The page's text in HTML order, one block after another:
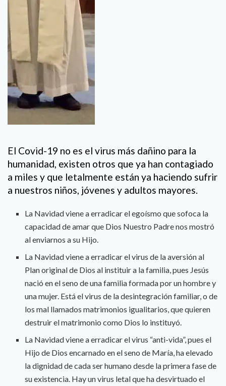
El Covid-19 no es el virus más dañino para la
humanidad, existen otros que ya han contagiado
a miles y que letalmente están ya haciendo sufrir
a nuestros niños, jóvenes y adultos mayores.
La Navidad viene a erradicar el egoísmo que sofoca la
capacidad de amar que Dios Nuestro Padre nos mostró
al enviarnos a su Hijo.
La Navidad viene a erradicar el virus de la aversión al
Plan original de Dios al instituir a la familia, pues Jesús
nació en el seno de una familia formada por un hombre y
una mujer. Está el virus de la desintegración familiar, o de
los mal llamados matrimonios igualitarios, que quieren
destruir el matrimonio como Dios lo instituyó.
La Navidad viene a erradicar el virus “anti-vida”, pues el
Hijo de Dios encarnado en el seno de María, ha elevado
la dignidad de cada ser humano desde la primera fase de
su existencia. Hay un virus letal que ha desvirtuado el